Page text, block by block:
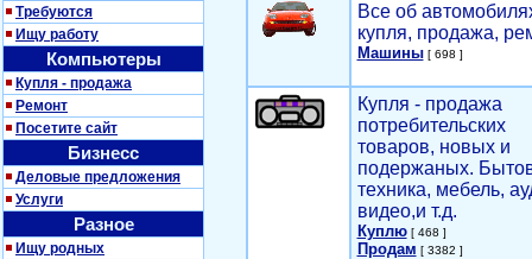
Требуются
Ищу работу
Компьютеры
Купля - продажа
Ремонт
Посетите сайт
Бизнесс
Деловые предложения
Услуги
Разное
Ищу родных
Все об
купля, продажа,
Машины[ 698 ]
Купля - продажа
потребительских
товаров, новых и
подержаных.
техника, мебель,
видео,и т.д.
Куплю[ 468 ]
Продам [ 3382 ]